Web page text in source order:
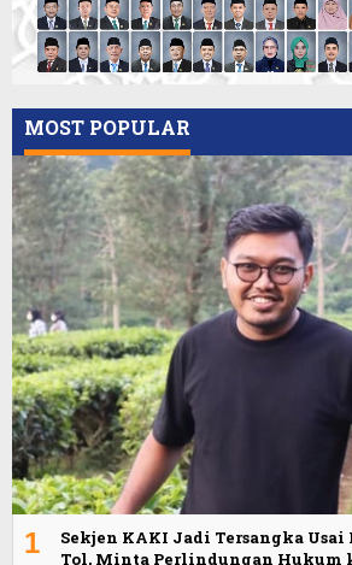
MOST POPULAR
1
Sekjen KAKI Jadi Tersangka Usai
Tol, Minta Perlindungan Hukum